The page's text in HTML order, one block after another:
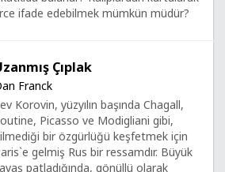
ifade edebilmek mümkün müdür?
Çıplak
Franck
Korovin, yüzyılın başında Chagall,
Picasso ve Modigliani gibi,
bir özgürlüğü keşfetmek için
gelmiş Rus bir ressamdır. Büyük
patladığında, gönüllü olarak